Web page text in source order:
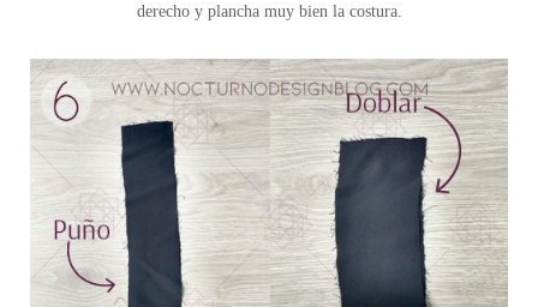
derecho y plancha muy bien la costura.